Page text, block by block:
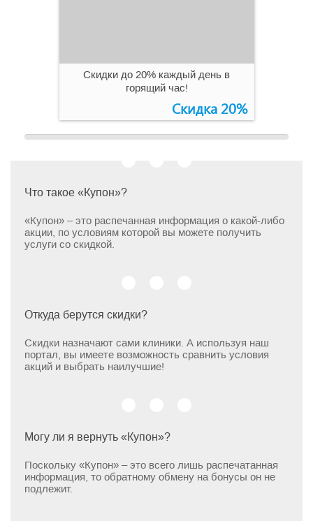
Бессрочно 0
Скидки до 20% каждый день в
горящий час!
Скидка 20%
Что такое «Купон»?
«Купон» – это распечанная информация о какой-либо
акции, по условиям которой вы можете получить
услуги со скидкой.
Откуда берутся скидки?
Скидки назначают сами клиники. А используя наш
портал, вы имеете возможность сравнить условия
акций и выбрать наилучшие!
Могу ли я вернуть «Купон»?
Поскольку «Купон» – это всего лишь распечатанная
информация, то обратному обмену на бонусы он не
подлежит.